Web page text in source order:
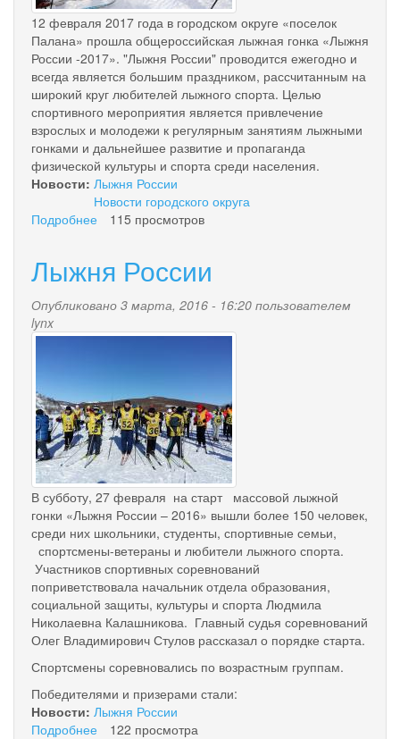
12 февраля 2017 года в городском округе «поселок
Палана» прошла общероссийская лыжная гонка «Лыжня
России -2017». "Лыжня России" проводится ежегодно и
всегда является большим праздником, рассчитанным на
широкий круг любителей лыжного спорта. Целью
спортивного мероприятия является привлечение
взрослых и молодежи к регулярным занятиям лыжными
гонками и дальнейшее развитие и пропаганда
физической культуры и спорта среди населения.
Новости: Лыжня России
Новости городского округа
Подробнее
-2017
115 просмотров
Лыжня России
Опубликовано 3 марта, 2016 - 16:20 пользователем
lynx
20160227_130948.jpg
В субботу, 27 февраля на старт массовой лыжной
гонки «Лыжня России – 2016» вышли более 150 человек,
среди них школьники, студенты, спортивные семьи,
спортсмены-ветераны и любители лыжного спорта.
Участников спортивных соревнований
поприветствовала начальник отдела образования,
социальной защиты, культуры и спорта Людмила
Николаевна Калашникова. Главный судья соревнований
Олег Владимирович Стулов рассказал о порядке старта.
Спортсмены соревновались по возрастным группам.
Победителями и призерами стали:
Новости: Лыжня России
Подробнее
122 просмотра